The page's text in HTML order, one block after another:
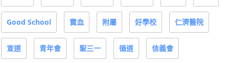
Good School 寶血 附屬 好學校 仁濟醫院
宣道 青年會 聖三一 循道 信義會